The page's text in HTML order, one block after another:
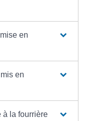
en
en
à la fourrière